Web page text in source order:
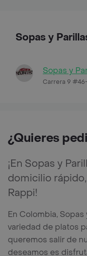
Sopas y
Sopas y
Carrera 9
¿Quieres
¡En Sopas y
domicilio
Rappi!
En Colombia,
variedad de platos
queremos salir de
deseamos es